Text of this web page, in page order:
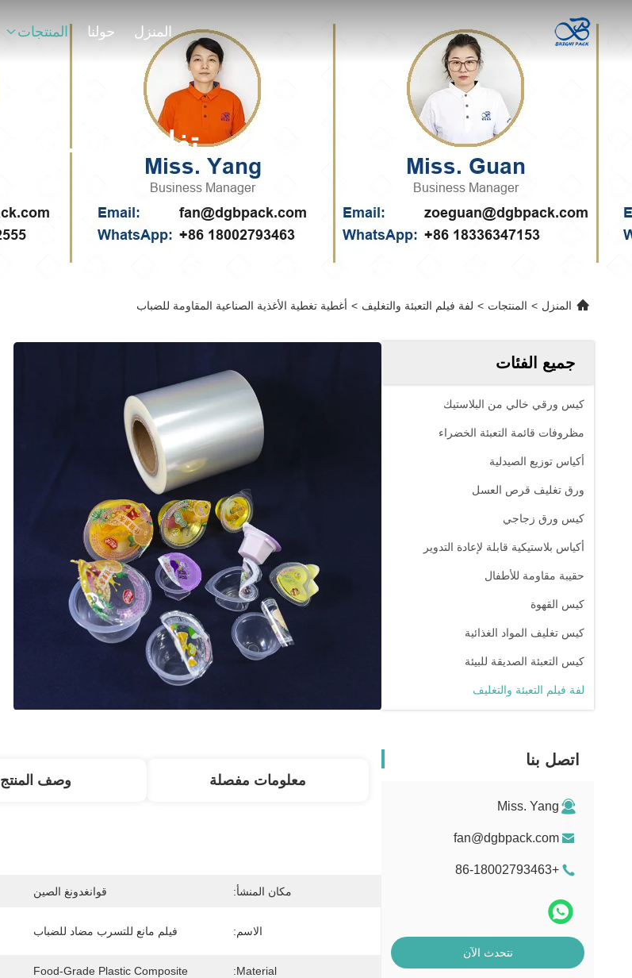
المنزل حولنا المنتجات
تفاصيل المنتجات
المنزل > المنتجات > لفة فيلم التعبئة والتغليف > أغطية تغطية الأغذية الصناعية المقاومة للضباب
جميع الفئات
كيس ورقي خالي من البلاستيك
مظروفات قائمة التعبئة الخضراء
أكياس توزيع الصيدلية
ورق تغليف قرص العسل
كيس ورق زجاجي
أكياس بلاستيكية قابلة لإعادة التدوير
حقيبة مقاومة للأطفال
كيس القهوة
كيس تغليف المواد الغذائية
كيس التعبئة الصديقة للبيئة
لفة فيلم التعبئة والتغليف
اتصل بنا
Miss. Yang
fan@dgbpack.com
+86-18002793463
نتحدث الآن
معلومات مفصلة وصف المنتج
مكان المنشأ: قوانغدونغ الصين
الاسم: فيلم مانع للتسرب مضاد للضباب
Material:
Food-Grade Plastic Composite